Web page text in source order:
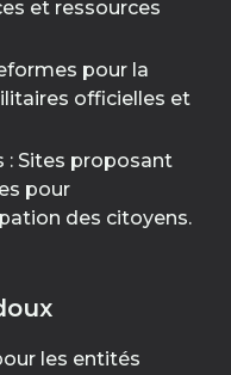
et ressources
pour la
officielles et
: Sites proposant
pour
des citoyens.
les entités